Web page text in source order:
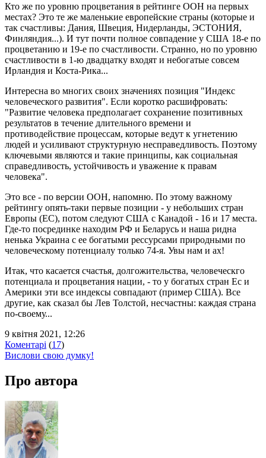
Кто же по уровню процветания в рейтинге ООН на первых
местах? Это те же маленькие европейские страны (которые и
так счастливы: Дания, Швеция, Нидерланды, ЭСТОНИЯ,
Финляндия...). И тут почти полное совпадение у США 18-е по
процветанию и 19-е по счастливости. Странно, но по уровню
счастливости в 1-ю двадцатку входят и небогатые совсем
Ирландия и Коста-Рика...
Интересна во многих своих значениях позиция "Индекс
человеческого развития". Если коротко расшифровать:
"Развитие человека предполагает сохранение позитивных
результатов в течение длительного времени и
противодействие процессам, которые ведут к угнетению
людей и усиливают структурную несправедливость. Поэтому
ключевыми являются и такие принципы, как социальная
справедливость, устойчивость и уважение к правам
человека".
Это все - по версии ООН, напомню. По этому важному
рейтингу опять-таки первые позиции - у небольших стран
Европы (ЕС), потом следуют США с Канадой - 16 и 17 места.
Где-то посрединке находим РФ и Беларусь и наша ридна
ненька Украина с ее богатыми рессурсами природными по
человеческому потенциалу только 74-я. Увы нам и ах!
Итак, что касается счастья, долгожительства, человеческго
потенциала и процветания нации, - то у богатых стран Ес и
Америки эти все индексы совпадают (пример США). Все
другие, как сказал бы Лев Толстой, несчастны: каждая страна
по-своему...
9 квітня 2021, 12:26
Коментарі (17)
Вислови свою думку!
Про автора